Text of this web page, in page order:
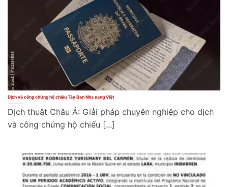
Dịch và công chứng hộ chiếu Tây Ban Nha sang Việt
Dịch thuật Châu Á: Giải pháp chuyên nghiệp cho dịch
và công chứng hộ chiếu [...]